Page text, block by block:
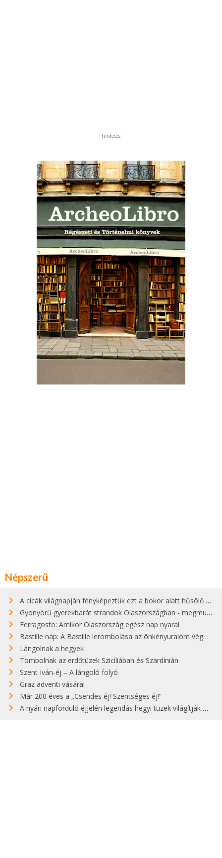
hirdetés
Népszerű
A cicák világnapján fényképeztük ezt a bokor alatt hűsölő cicát Kisorosziban
Gyönyörű gyerekbarát strandok Olaszországban - megmutatjuk a 15 legjobbat
Ferragosto: Amikor Olaszország egész nap nyaral
Bastille nap: A Bastille lerombolása az önkényuralom végét jelentette
Lángolnak a hegyek
Tombolnak az erdőtüzek Szicíliában és Szardínián
Szent Iván-éj – A lángoló folyó
Graz adventi vásárai
Már 200 éves a „Csendes éj! Szentséges éj!”
A nyári napforduló éjjelén legendás hegyi tüzek világítják meg Zugspitzét